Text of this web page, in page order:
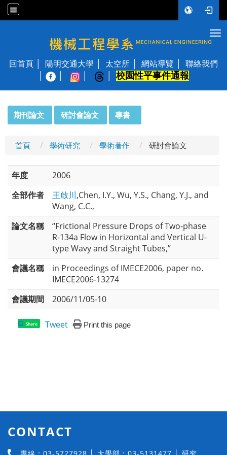
國立陽明交通大學 機械工程學系
回首頁 陽明交通大學 太空所 網站導覽
聯絡我們
校園性平事件通報
期刊論文 研討會論文 專書
首頁 學術研究 學術著作 研討會論文
年度
2006
全部作者
王啟川,Chen, I.Y., Wu, Y.S., Chang, Y.J., and
Wang, C.C.,
論文名稱
“Frictional Pressure Drops of Two-phase
R-134a Flow in Horizontal and Vertical U-
type Wavy and Straight Tubes,”
會議名稱
in Proceedings of IMECE2006, paper no.
IMECE2006-13274
會議期間
2006/11/05-10
Share Tweet Print this page
CONTACT